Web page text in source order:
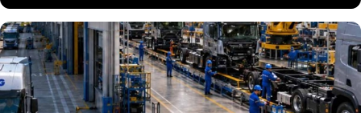
Dizel fiyatlarındaki artış ve azalan maliyet farkları
lojistik sektörünü elektriğe yönlendirirken, Çinli
XCMG Brezilya'da elektrikli kamyon montajına